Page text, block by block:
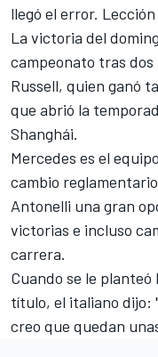
llegó el error.
La victoria del
campeonato tras
Russell, quien ganó
que abrió la
Shanghái.
Mercedes es el
cambio
Antonelli una gran
victorias e incluso
carrera.
Cuando se le
título, el italiano dijo:
creo que quedan